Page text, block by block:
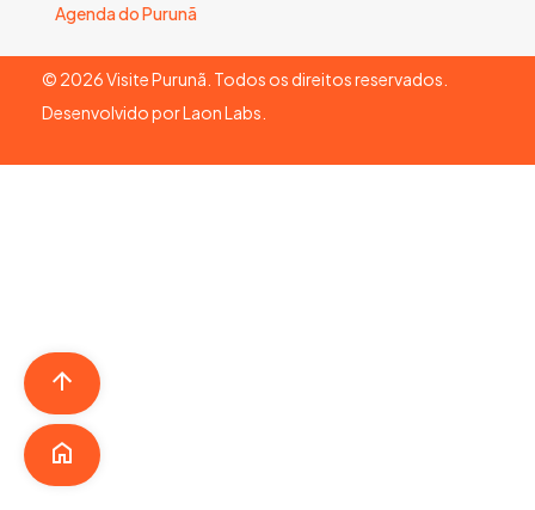
Agenda do Purunã
© 2026Visite Purunã. Todos os direitos reservados.
Desenvolvido porLaon Labs